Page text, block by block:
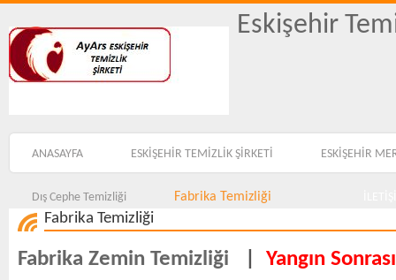
Eskişehir
ANASAYFA ESKİŞEHİR TEMİZLİK ŞİRKETİ ESKİŞEHİR
Dış Cephe Temizliği Fabrika Temizliği
Fabrika Temizliği
Fabrika Zemin Temizliği
Yangın